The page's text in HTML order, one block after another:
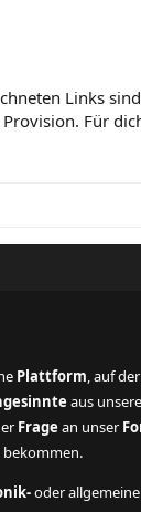
Links
Für
Plattform, auf
aus
Frage an unser
bekommen.
oder allgemeine